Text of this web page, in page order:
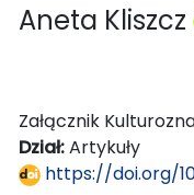
Aneta Kliszcz
Załącznik
Dział:Artykuły
https://doi.org/